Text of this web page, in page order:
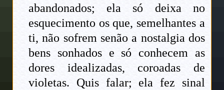
abandonados; ela só deixa no
esquecimento os que, semelhantes a
ti, não sofrem senão a nostalgia dos
bens sonhados e só conhecem as
dores idealizadas, coroadas de
violetas. Quis falar; ela fez sinal